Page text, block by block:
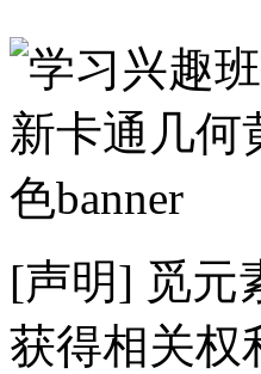
[声明] 觅元
获得相关权